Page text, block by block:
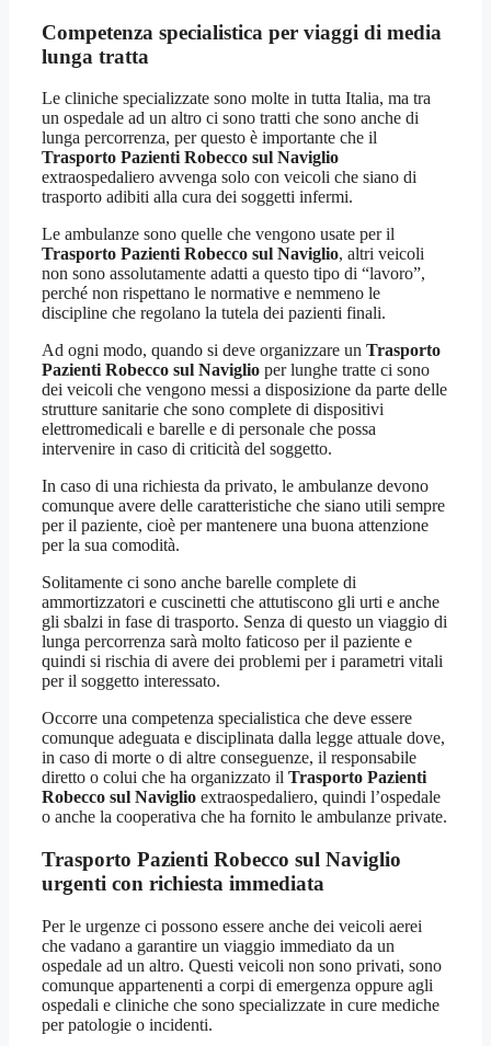
Competenza specialistica per viaggi di media
lunga tratta
Le cliniche specializzate sono molte in tutta Italia, ma tra
un ospedale ad un altro ci sono tratti che sono anche di
lunga percorrenza, per questo è importante che il
Trasporto Pazienti Robecco sul Naviglio
extraospedaliero avvenga solo con veicoli che siano di
trasporto adibiti alla cura dei soggetti infermi.
Le ambulanze sono quelle che vengono usate per il
Trasporto Pazienti Robecco sul Naviglio, altri veicoli
non sono assolutamente adatti a questo tipo di “lavoro”,
perché non rispettano le normative e nemmeno le
discipline che regolano la tutela dei pazienti finali.
Ad ogni modo, quando si deve organizzare un Trasporto
Pazienti Robecco sul Naviglio per lunghe tratte ci sono
dei veicoli che vengono messi a disposizione da parte delle
strutture sanitarie che sono complete di dispositivi
elettromedicali e barelle e di personale che possa
intervenire in caso di criticità del soggetto.
In caso di una richiesta da privato, le ambulanze devono
comunque avere delle caratteristiche che siano utili sempre
per il paziente, cioè per mantenere una buona attenzione
per la sua comodità.
Solitamente ci sono anche barelle complete di
ammortizzatori e cuscinetti che attutiscono gli urti e anche
gli sbalzi in fase di trasporto. Senza di questo un viaggio di
lunga percorrenza sarà molto faticoso per il paziente e
quindi si rischia di avere dei problemi per i parametri vitali
per il soggetto interessato.
Occorre una competenza specialistica che deve essere
comunque adeguata e disciplinata dalla legge attuale dove,
in caso di morte o di altre conseguenze, il responsabile
diretto o colui che ha organizzato il Trasporto Pazienti
Robecco sul Naviglio extraospedaliero, quindi l’ospedale
o anche la cooperativa che ha fornito le ambulanze private.
Trasporto Pazienti Robecco sul Naviglio
urgenti con richiesta immediata
Per le urgenze ci possono essere anche dei veicoli aerei
che vadano a garantire un viaggio immediato da un
ospedale ad un altro. Questi veicoli non sono privati, sono
comunque appartenenti a corpi di emergenza oppure agli
ospedali e cliniche che sono specializzate in cure mediche
per patologie o incidenti.